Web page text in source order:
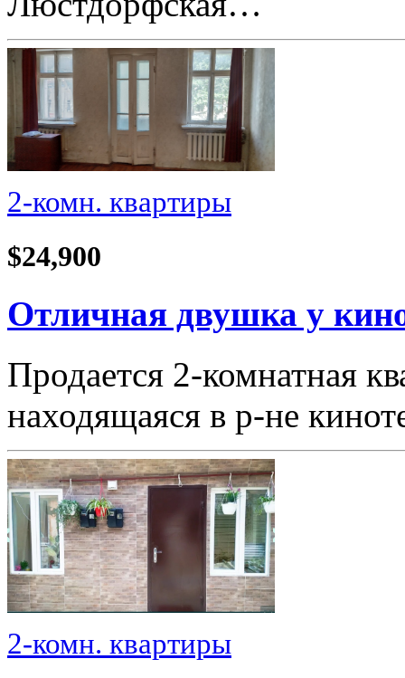
2-комн. квартиры
$24,900
Отличная двушка у
Продается 2-комнатная
находящаяся в р-не
2-комн. квартиры